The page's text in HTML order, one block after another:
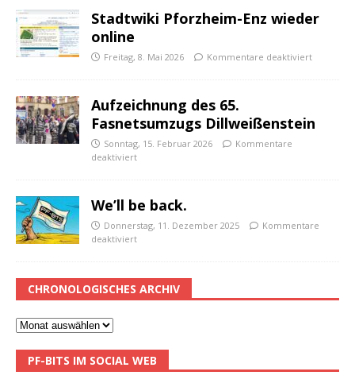
Stadtwiki Pforzheim-Enz wieder
online
Freitag, 8. Mai 2026 Kommentare deaktiviert
Aufzeichnung des 65.
Fasnetsumzugs Dillweißenstein
Sonntag, 15. Februar 2026
Kommentare
deaktiviert
We’ll be back.
Donnerstag, 11. Dezember 2025
Kommentare
deaktiviert
CHRONOLOGISCHES ARCHIV
PF-BITS IM SOCIAL WEB